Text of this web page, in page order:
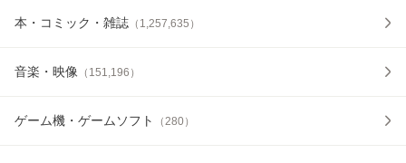
本・コミック・雑誌 （ 1,257,635 ）
音楽・映像 （ 151,196 ）
ゲーム機・ゲームソフト （280）